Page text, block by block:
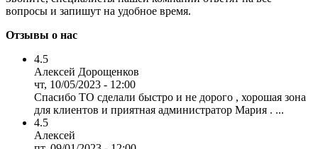
вопросы и запишут на удобное время.
Отзывы о нас
4.5
Алексей Дорощенков
чт, 10/05/2023 - 12:00
Спасибо ТО сделали быстро и не дорого , хорошая зона
для клиентов и приятная администратор Мария . ...
4.5
Алексей